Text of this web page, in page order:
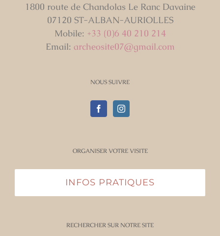
1800 route de Chandolas Le Ranc Davaine
07120 ST-ALBAN-AURIOLLES
Mobile: +33 (0)6 40 210 214
Email: archeosite07@gmail.com
NOUS SUIVRE
ORGANISER VOTRE VISITE
INFOS PRATIQUES
RECHERCHER SUR NOTRE SITE